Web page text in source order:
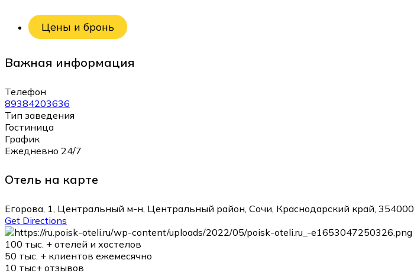
Цены и бронь
Важная информация
Телефон
89384203636
Тип заведения
Гостиница
График
Ежедневно 24/7
Отель на карте
Егорова, 1, Центральный м-н, Центральный район, Сочи, Краснодарский край, 354000
Get Directions
100 тыс. + отелей и хостелов
50 тыс. + клиентов ежемесячно
10 тыс+ отзывов